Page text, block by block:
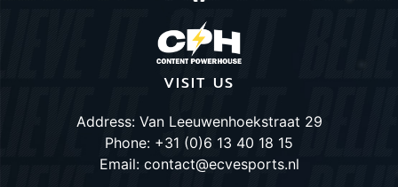
VISIT US
Address: Van Leeuwenhoekstraat 29
Phone: +31 (0)6 13 40 18 15
Email: contact@ecvesports.nl